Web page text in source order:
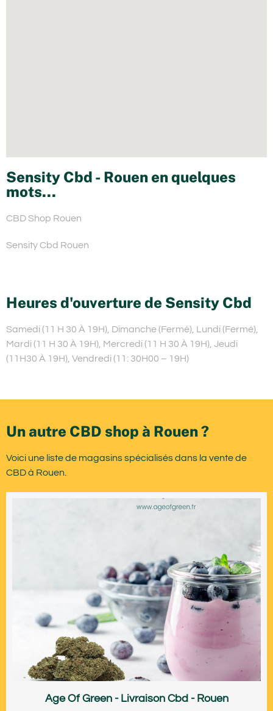
Sensity Cbd - Rouen en quelques
mots...
CBD Shop Rouen
Sensity Cbd Rouen
Heures d'ouverture de Sensity Cbd
Samedi (11 H 30 À 19H), Dimanche (Fermé), Lundi (Fermé),
Mardi (11 H 30 À 19H), Mercredi (11 H 30 À 19H), Jeudi
(11H30 À 19H), Vendredi (11: 30H00 – 19H)
Un autre CBD shop à Rouen ?
Voici une liste de magasins spécialisés dans la vente de
CBD à Rouen.
Age Of Green - Livraison Cbd - Rouen